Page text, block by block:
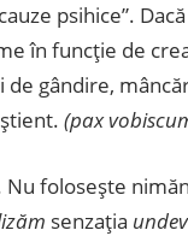
psihice”.
în funcţie de
gândire,
(pax
foloseşte
senzaţia